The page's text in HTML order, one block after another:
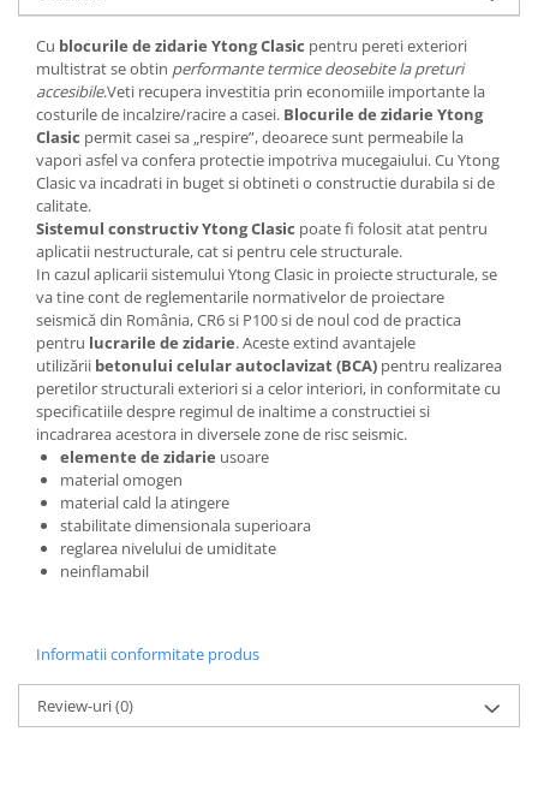
Gresie
Piatra decorativa
Accesorii distribuitoare
Acoperis
Accesorii tigla/tabla
Tabla cutata
Tigla ceramica
Tigla metalica
Amenajari interioare
BCA
Boltari din beton
Caramida
Caramida aparenta
Caramida Porotherm
Cărămidă Brikston
Cărămidă Cemacon
Fier Beton
Pavele si borduri din piatra Andezit
Albini
Cu blocurile de zidarie Ytong Clasic pentru pereti exteriori
multistrat se obtin performante termice deosebite la preturi
accesibile.Veti recupera investitia prin economiile importante la
costurile de incalzire/racire a casei. Blocurile de zidarie Ytong
Clasic permit casei sa „respire”, deoarece sunt permeabile la
vapori asfel va confera protectie impotriva mucegaiului. Cu Ytong
Clasic va incadrati in buget si obtineti o constructie durabila si de
calitate.
Sistemul constructiv Ytong Clasic poate fi folosit atat pentru
aplicatii nestructurale, cat si pentru cele structurale.
In cazul aplicarii sistemului Ytong Clasic in proiecte structurale, se
va tine cont de reglementarile normativelor de proiectare
seismică din România, CR6 si P100 si de noul cod de practica
pentru lucrarile de zidarie. Aceste extind avantajele
utilizării betonului celular autoclavizat (BCA) pentru realizarea
peretilor structurali exteriori si a celor interiori, in conformitate cu
specificatiile despre regimul de inaltime a constructiei si
incadrarea acestora in diversele zone de risc seismic.
elemente de zidarie usoare
material omogen
material cald la atingere
stabilitate dimensionala superioara
reglarea nivelului de umiditate
neinflamabil
Informatii conformitate produs
Review-uri(0)